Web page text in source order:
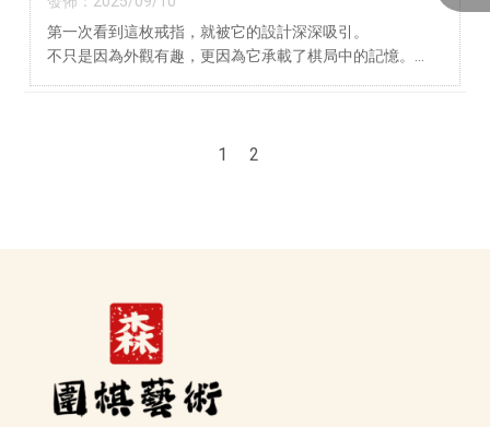
第一次看到這枚戒指，就被它的設計深深吸引。
不只是因為外觀有趣，更因為它承載了棋局中的記憶。
1 2